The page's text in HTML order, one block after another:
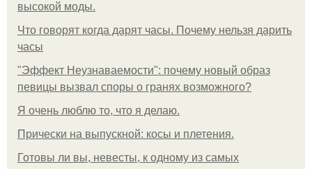
высокой моды.
Что говорят когда дарят часы. Почему нельзя дарить
часы
"Эффект Неузнаваемости": почему новый образ
певицы вызвал споры о гранях возможного?
Я очень люблю то, что я делаю.
Прически на выпускной: косы и плетения.
Готовы ли вы, невесты, к одному из самых